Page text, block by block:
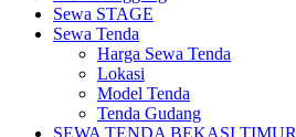
Sewa STAGE
Sewa Tenda
Harga Sewa Tenda
Lokasi
Model Tenda
Tenda Gudang
SEWA TENDA BEKASI TIMUR